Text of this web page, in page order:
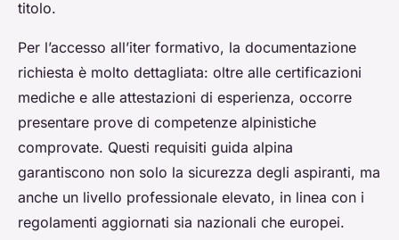
titolo.
Per l’accesso all’iter formativo, la documentazione
richiesta è molto dettagliata: oltre alle certificazioni
mediche e alle attestazioni di esperienza, occorre
presentare prove di competenze alpinistiche
comprovate. Questi requisiti guida alpina
garantiscono non solo la sicurezza degli aspiranti, ma
anche un livello professionale elevato, in linea con i
regolamenti aggiornati sia nazionali che europei.